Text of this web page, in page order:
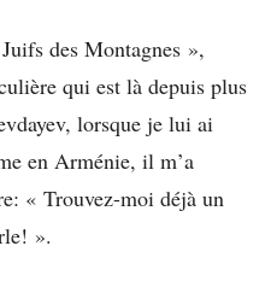
des Montagnes »,
qui est là depuis plus
lorsque je lui ai
en Arménie, il m’a
« Trouvez-moi déjà un
».